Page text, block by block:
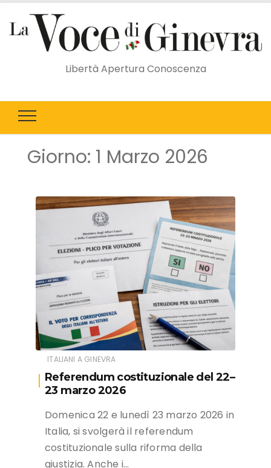
Libertà Apertura Conoscenza
Giorno: 1 Marzo 2026
ITALIANI A GINEVRA
Referendum costituzionale del 22–
23 marzo 2026
Domenica 22 e lunedì 23 marzo 2026 in
Italia, si svolgerà il referendum
costituzionale sulla riforma della
giustizia. Anche i…